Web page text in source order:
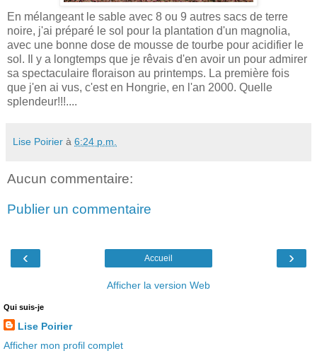
En mélangeant le sable avec 8 ou 9 autres sacs de terre
noire, j'ai préparé le sol pour la plantation d'un magnolia,
avec une bonne dose de mousse de tourbe pour acidifier le
sol. Il y a longtemps que je rêvais d'en avoir un pour admirer
sa spectaculaire floraison au printemps. La première fois
que j'en ai vus, c'est en Hongrie, en l'an 2000. Quelle
splendeur!!!....
Lise Poirier à 6:24 p.m.
Aucun commentaire:
Publier un commentaire
‹ ›
Accueil
Afficher la version Web
Qui suis-je
Lise Poirier
Afficher mon profil complet